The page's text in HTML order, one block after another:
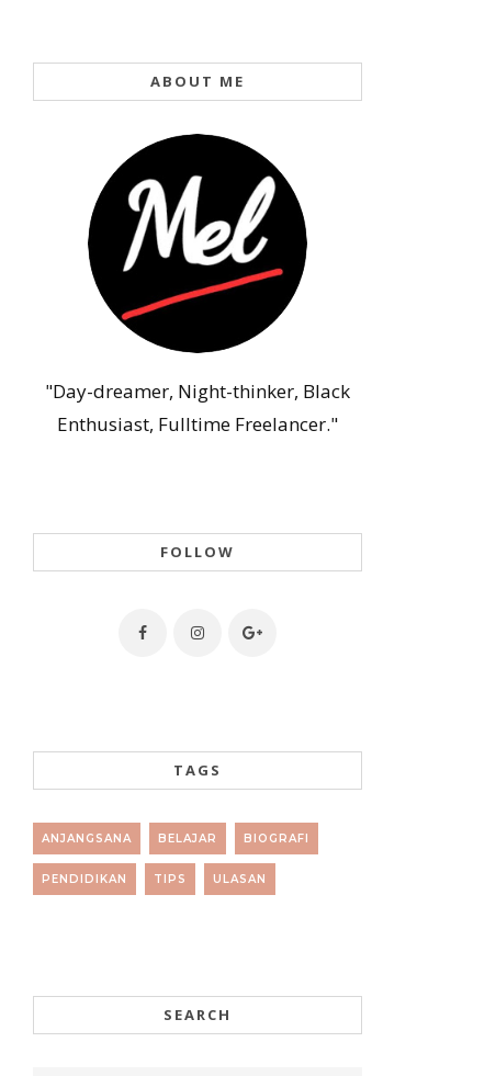
ABOUT ME
"Day-dreamer, Night-thinker, Black
Enthusiast, Fulltime Freelancer."
FOLLOW
TAGS
ANJANGSANA BELAJAR BIOGRAFI
PENDIDIKAN TIPS ULASAN
SEARCH